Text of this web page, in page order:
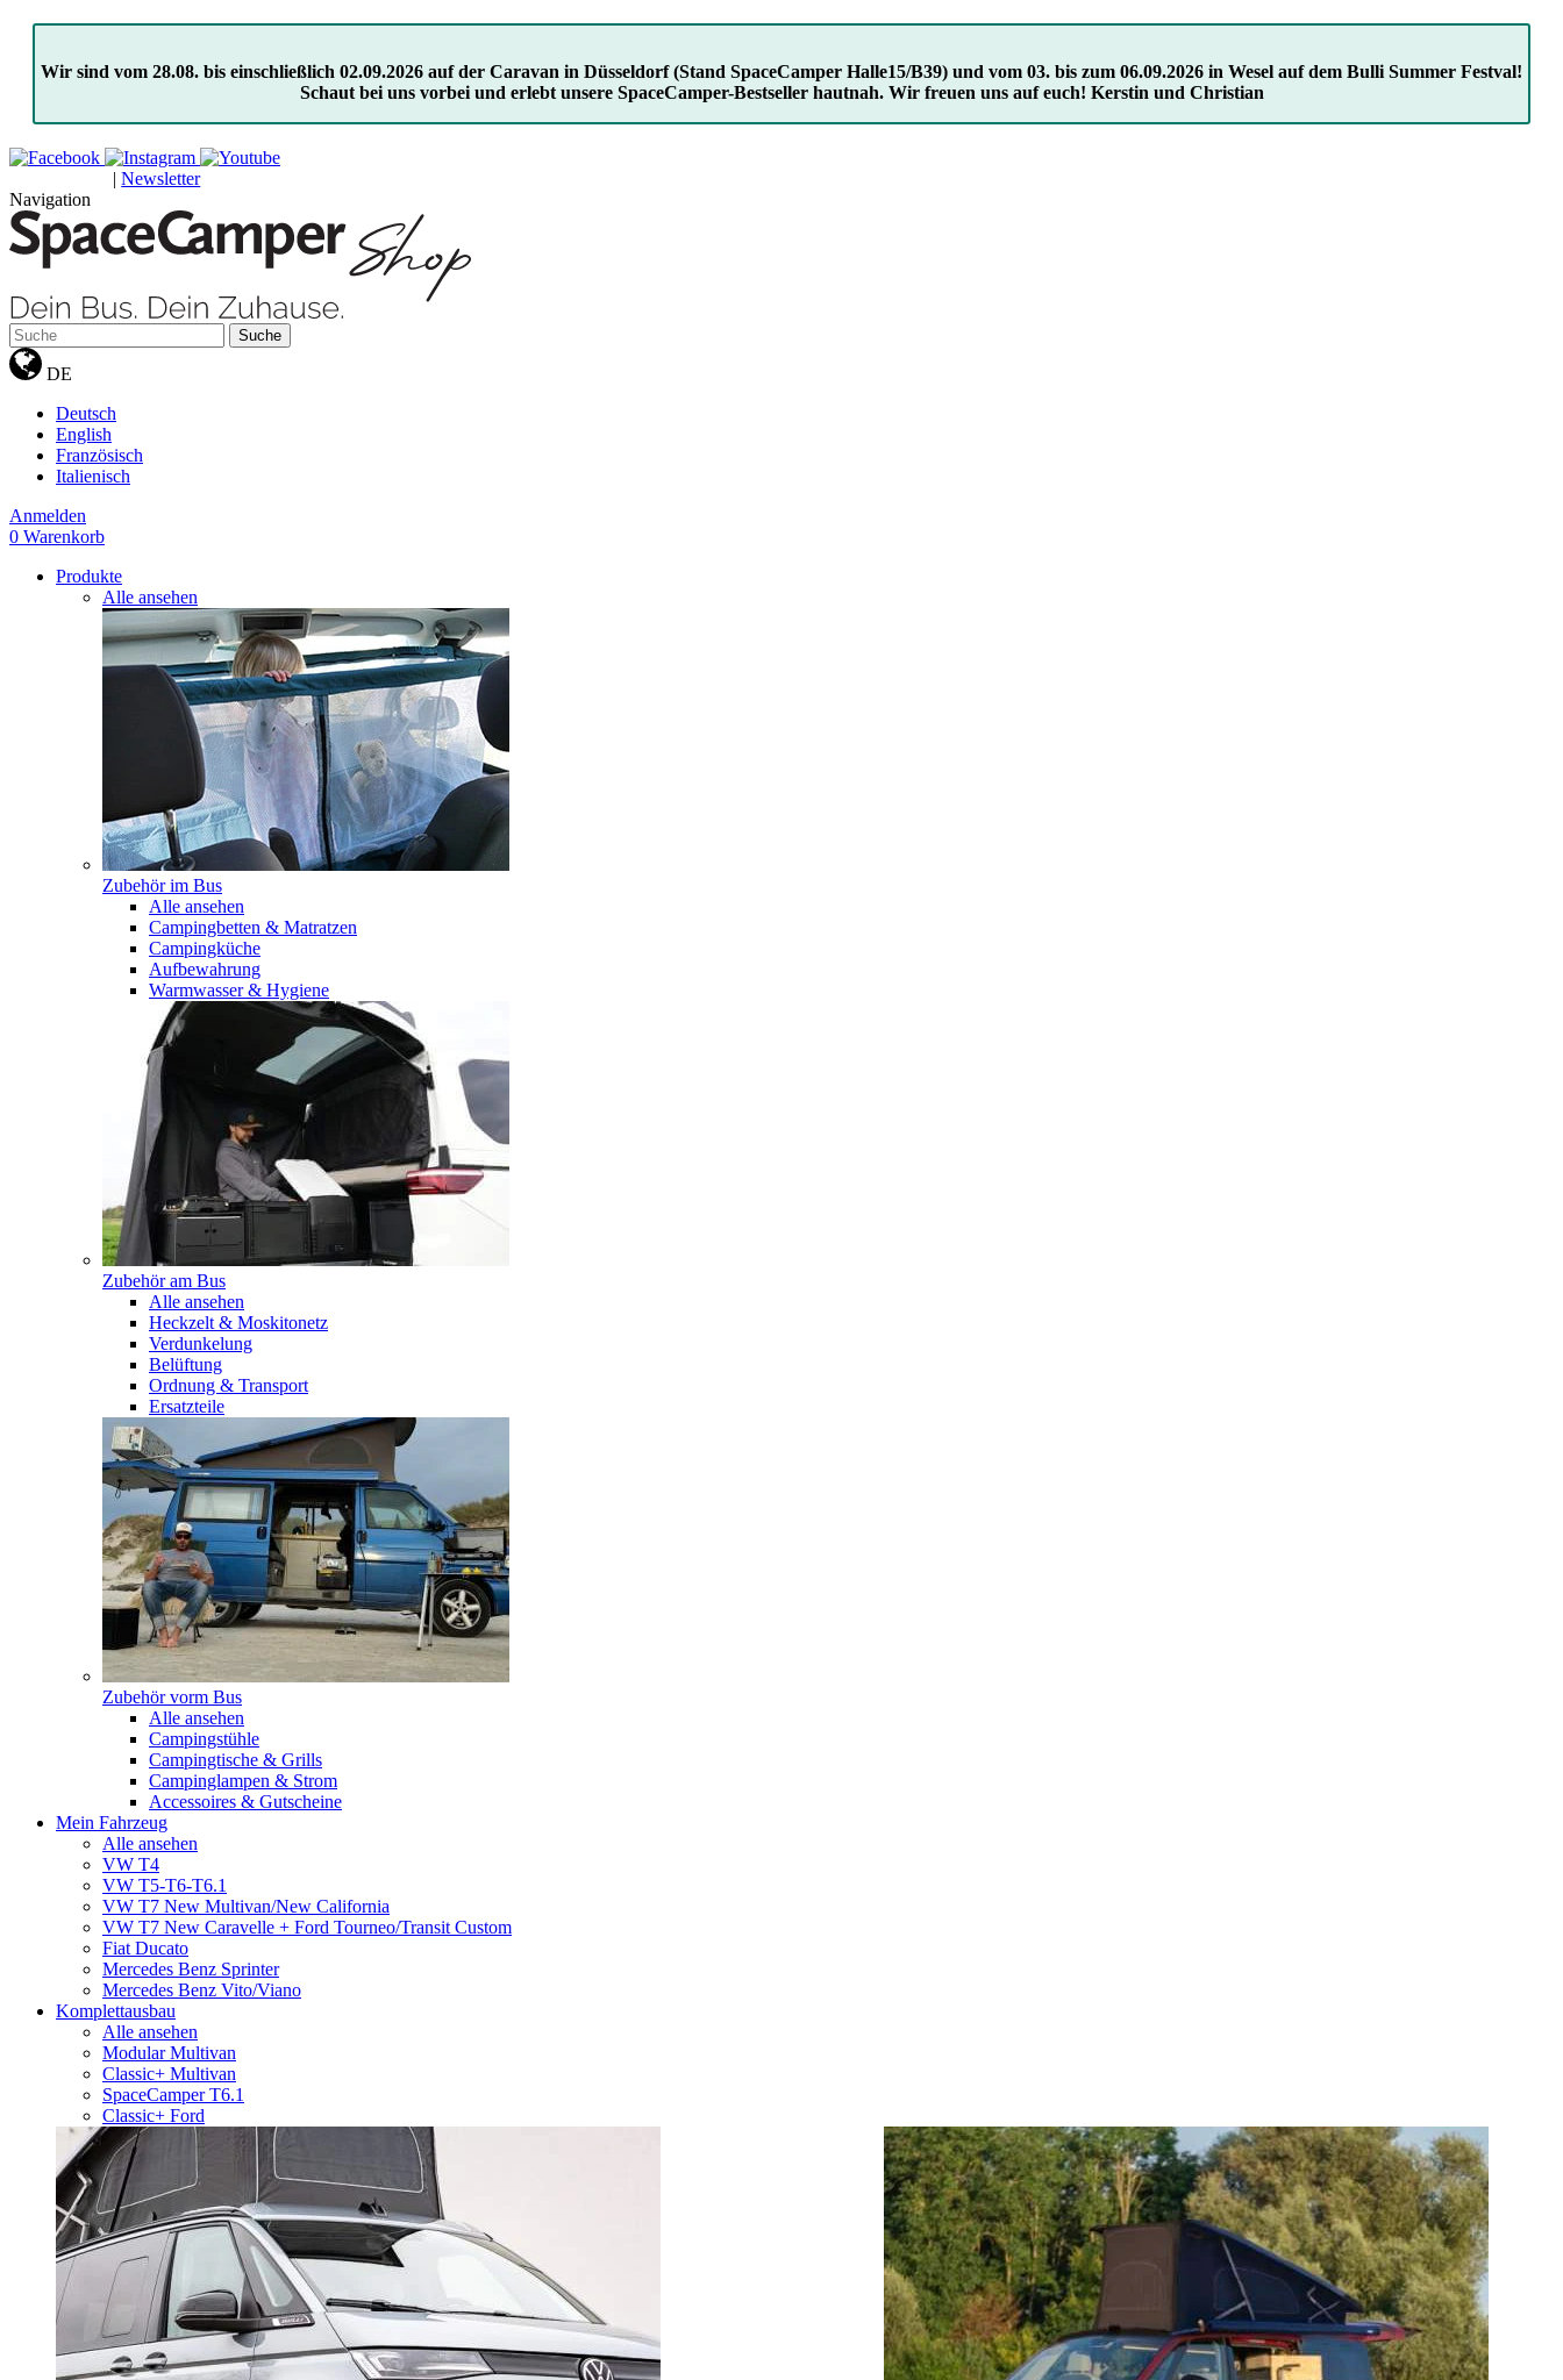
Wir sind vom 28.08. bis einschließlich 02.09.2026 auf der Caravan in Düsseldorf (Stand SpaceCamper Halle15/B39) und vom 03. bis zum 06.09.2026 in Wesel auf dem Bulli Summer Festval!
Schaut bei uns vorbei und erlebt unsere SpaceCamper-Bestseller hautnah. Wir freuen uns auf euch! Kerstin und Christian
| Newsletter
Navigation
Suche
DE
Deutsch
English
Französisch
Italienisch
Anmelden
0 Warenkorb
Produkte
Alle ansehen
Zubehör im Bus
Alle ansehen
Campingbetten & Matratzen
Campingküche
Aufbewahrung
Warmwasser & Hygiene
Zubehör am Bus
Alle ansehen
Heckzelt & Moskitonetz
Verdunkelung
Belüftung
Ordnung & Transport
Ersatzteile
Zubehör vorm Bus
Alle ansehen
Campingstühle
Campingtische & Grills
Campinglampen & Strom
Accessoires & Gutscheine
Mein Fahrzeug
Alle ansehen
VW T4
VW T5-T6-T6.1
VW T7 New Multivan/New California
VW T7 New Caravelle + Ford Tourneo/Transit Custom
Fiat Ducato
Mercedes Benz Sprinter
Mercedes Benz Vito/Viano
Komplettausbau
Alle ansehen
Modular Multivan
Classic+ Multivan
SpaceCamper T6.1
Classic+ Ford